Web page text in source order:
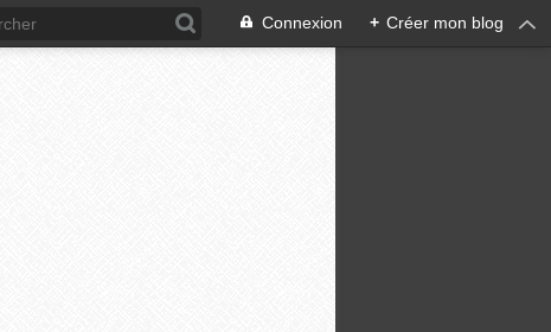
Connexion + Créer mon blog